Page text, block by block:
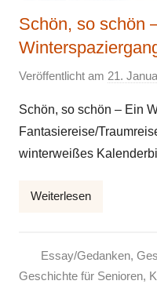
Schön, so schön
Veröffentlicht am 21.
Schön, so schön – Ein
Fantasiereise/
winterweißes
Weiterlesen
Essay/Gedanken,
Geschichte für Senioren,